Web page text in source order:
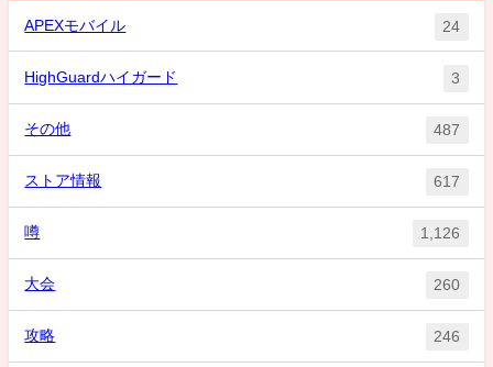
APEXモバイル 24
HighGuardハイガード 3
その他 487
ストア情報 617
噂 1,126
大会 260
攻略 246